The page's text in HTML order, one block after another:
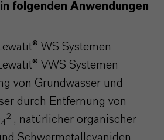
folgenden Anwendungen
WS Systemen
VWS Systemen
von Grundwasser und
durch Entfernung von
4
2-, natürlicher organischer
Schwermetallcyaniden